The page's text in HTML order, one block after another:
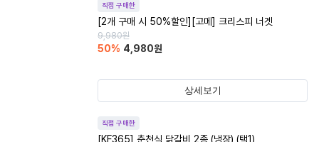
직접 구매한
[2개 구매 시 50%할인][고메] 크리스피 너겟
9,980원
50% 4,980원
상세보기
직접 구매한
[KF365] 춘천식 닭갈비 2종 (냉장) (택1)